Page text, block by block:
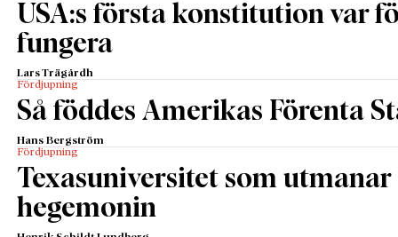
USA:s första konstitution var
fungera
Lars Trägårdh
Fördjupning
Så föddes Amerikas Förenta
Hans Bergström
Fördjupning
Texasuniversitet som utmanar
hegemonin